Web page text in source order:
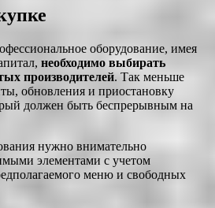
оборудование, имея
необходимо выбирать
производителей. Так меньше
обновления и приостановку
должен быть беспрерывным на
нужно внимательно
элементами с учетом
меню и свободных